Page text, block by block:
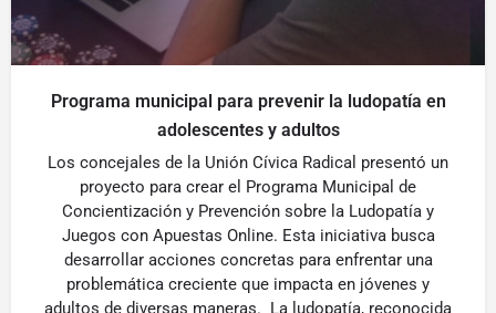
Programa municipal para prevenir la ludopatía en
adolescentes y adultos
Los concejales de la Unión Cívica Radical presentó un
proyecto para crear el Programa Municipal de
Concientización y Prevención sobre la Ludopatía y
Juegos con Apuestas Online. Esta iniciativa busca
desarrollar acciones concretas para enfrentar una
problemática creciente que impacta en jóvenes y
adultos de diversas maneras. La ludopatía, reconocida